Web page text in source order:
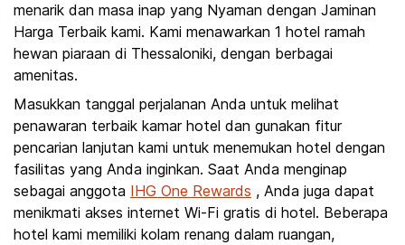
menarik dan masa inap yang Nyaman dengan Jaminan
Harga Terbaik kami. Kami menawarkan 1 hotel ramah
hewan piaraan di Thessaloniki, dengan berbagai
amenitas.
Masukkan tanggal perjalanan Anda untuk melihat
penawaran terbaik kamar hotel dan gunakan fitur
pencarian lanjutan kami untuk menemukan hotel dengan
fasilitas yang Anda inginkan. Saat Anda menginap
sebagai anggota IHG One Rewards , Anda juga dapat
menikmati akses internet Wi-Fi gratis di hotel. Beberapa
hotel kami memiliki kolam renang dalam ruangan,